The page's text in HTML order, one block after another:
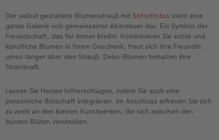
Der selbst gestaltete Blumenstrauß mit Sofortfotos stellt eine
ganze Galerie voll gemeinsamer Abenteuer dar. Ein Symbol der
Freundschaft, das für immer bleibt: Kombinieren Sie echte und
künstliche Blumen in Ihrem Geschenk, freut sich Ihre Freundin
umso länger über den Strauß. Deko-Blumen behalten ihre
Strahlkraft.
Lassen Sie Herzen höherschlagen, indem Sie auch eine
persönliche Botschaft integrieren. Im Anschluss erfreuen Sie sich
zu zweit an den kleinen Kunstwerken, die sich zwischen den
bunten Blüten verstecken.